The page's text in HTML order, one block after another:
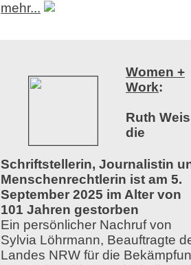
mehr...
Women +
Work:
Ruth
die
Schriftstellerin, Journalistin
Menschenrechtlerin ist am 5.
September 2025 im Alter von
101 Jahren gestorben
Ein persönlicher Nachruf von
Sylvia Löhrmann, Beauftragte
Landes NRW für die